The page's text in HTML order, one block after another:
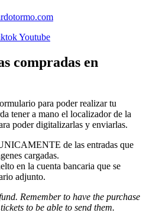
Youtube
compradas en
para poder realizar tu
tener a mano el localizador de la
poder digitalizarlas y enviarlas.
de las entradas que
cargadas.
en la cuenta bancaria que se
adjunto.
Remember to have the purchase
to be able to send them.